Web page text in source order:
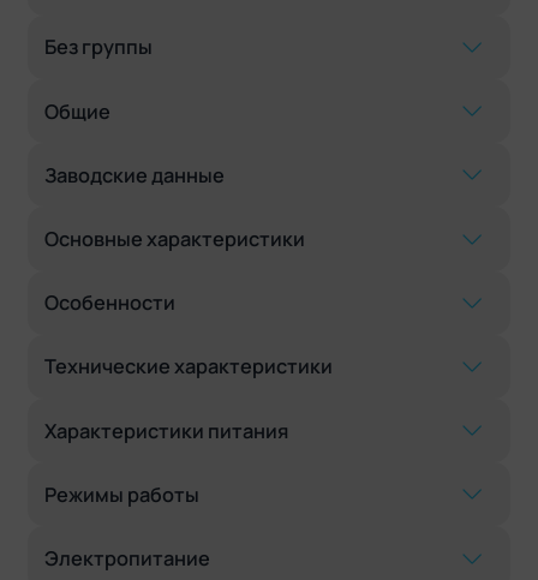
Без группы
Общие
Заводские данные
Основные характеристики
Особенности
Технические характеристики
Характеристики питания
Режимы работы
Электропитание